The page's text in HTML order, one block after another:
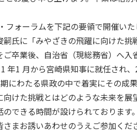
ォーラムを下記の要領で開催いた
氏に「みやざきの飛躍に向けた挑
卒業後、自治省（現総務省）へ
年1 月から宮崎県知事に就任され
にわたる県政の中で着実にその成
けた挑戦とはどのような未来を展
できる時間が設けられております
まお誘いあわせのうえご参加くだ